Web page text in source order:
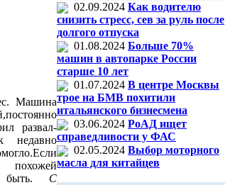
Машина
развал-
недавно
быть. C
02.09.2024 Как водителю
снизить стресс, сев за руль после
долгого отпуска
01.08.2024 Больше 70%
машин в автопарке России
старше 10 лет
01.07.2024 В центре Москвы
трое на БМВ похитили
итальянского бизнесмена
03.06.2024 РоАД ищет
справедливости у ФАС
02.05.2024 Выбор моторного
масла для китайцев